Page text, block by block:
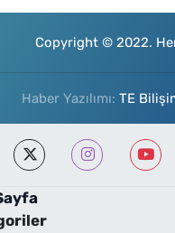
Copyright © 2022. Her
Haber Yazılımı: TE